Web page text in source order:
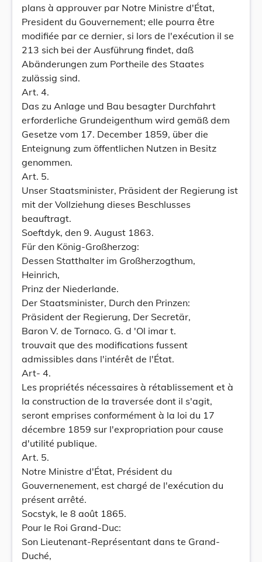
plans à approuver par Notre Ministre d'État,
President du Gouvernement; elle pourra être
modifiée par ce dernier, si lors de l'exécution il se
213 sich bei der Ausführung findet, daß
Abänderungen zum Portheile des Staates
zulässig sind.
Art. 4.
Das zu Anlage und Bau besagter Durchfahrt
erforderliche Grundeigenthum wird gemäß dem
Gesetze vom 17. December 1859, über die
Enteignung zum öffentlichen Nutzen in Besitz
genommen.
Art. 5.
Unser Staatsminister, Präsident der Regierung ist
mit der Vollziehung dieses Beschlusses
beauftragt.
Soeftdyk, den 9. August 1863.
Für den König-Großherzog:
Dessen Statthalter im Großherzogthum,
Heinrich,
Prinz der Niederlande.
Der Staatsminister, Durch den Prinzen:
Präsident der Regierung, Der Secretär,
Baron V. de Tornaco. G. d 'Ol imar t.
trouvait que des modifications fussent
admissibles dans l'intérêt de l'État.
Art- 4.
Les propriétés nécessaires à rétablissement et à
la construction de la traversée dont il s'agit,
seront emprises conformément à la loi du 17
décembre 1859 sur l'expropriation pour cause
d'utilité publique.
Art. 5.
Notre Ministre d'État, Président du
Gouvernenement, est chargé de l'exécution du
présent arrêté.
Socstyk, le 8 août 1865.
Pour le Roi Grand-Duc:
Son Lieutenant-Représentant dans te Grand-
Duché,